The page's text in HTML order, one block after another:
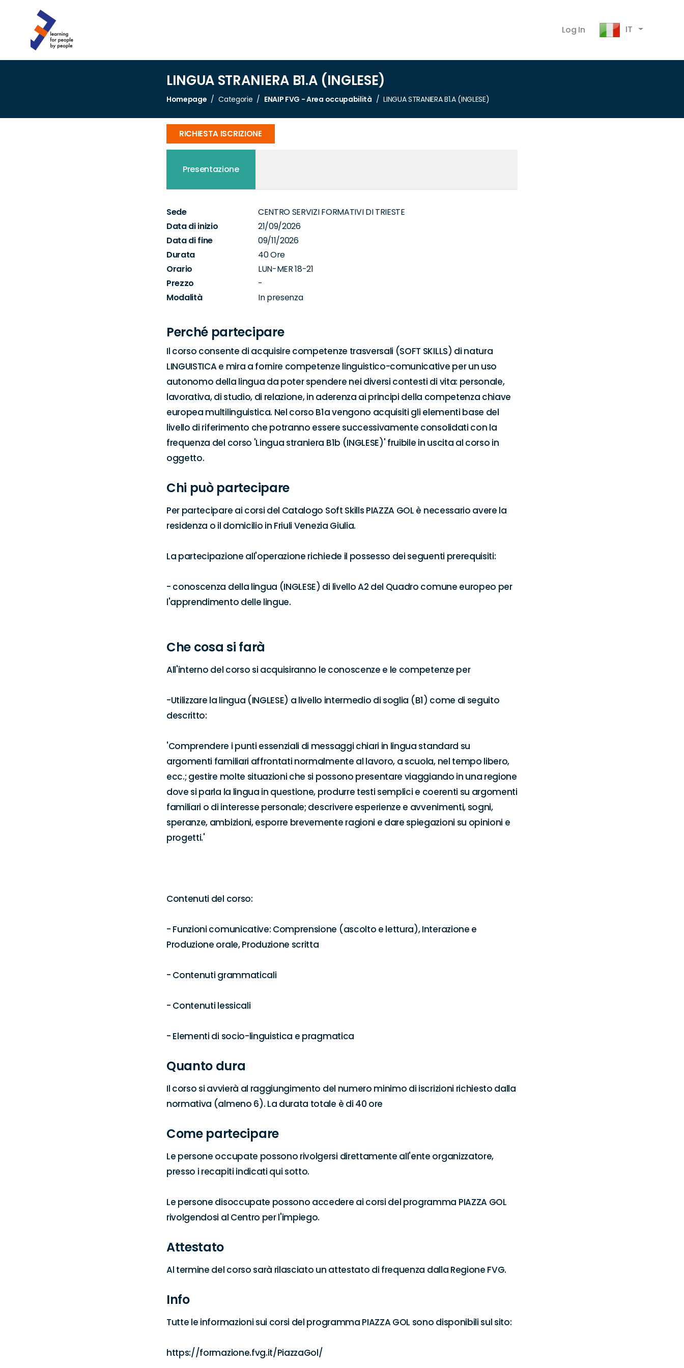
Log In IT
LINGUA STRANIERA B1.A (INGLESE)
Homepage Categorie ENAIP FVG - Area occupabilità LINGUA STRANIERA B1.A (INGLESE)
RICHIESTA ISCRIZIONE
Presentazione
Sede
CENTRO SERVIZI FORMATIVI DI TRIESTE
Data di inizio
21/09/2026
Data di fine
09/11/2026
Durata
40 Ore
Orario
LUN-MER 18-21
Prezzo
-
Modalità
In presenza
Perché partecipare
Il corso consente di acquisire competenze trasversali (SOFT SKILLS) di natura
LINGUISTICA e mira a fornire competenze linguistico-comunicative per un uso
autonomo della lingua da poter spendere nei diversi contesti di vita: personale,
lavorativa, di studio, di relazione, in aderenza ai principi della competenza chiave
europea multilinguistica. Nel corso B1a vengono acquisiti gli elementi base del
livello di riferimento che potranno essere successivamente consolidati con la
frequenza del corso 'Lingua straniera B1b (INGLESE)' fruibile in uscita al corso in
oggetto.
Chi può partecipare
Per partecipare ai corsi del Catalogo Soft Skills PIAZZA GOL è necessario avere la
residenza o il domicilio in Friuli Venezia Giulia.
La partecipazione all'operazione richiede il possesso dei seguenti prerequisiti:
- conoscenza della lingua (INGLESE) di livello A2 del Quadro comune europeo per
l'apprendimento delle lingue.
Che cosa si farà
All'interno del corso si acquisiranno le conoscenze e le competenze per
-Utilizzare la lingua (INGLESE) a livello intermedio di soglia (B1) come di seguito
descritto:
'Comprendere i punti essenziali di messaggi chiari in lingua standard su
argomenti familiari affrontati normalmente al lavoro, a scuola, nel tempo libero,
ecc.; gestire molte situazioni che si possono presentare viaggiando in una regione
dove si parla la lingua in questione, produrre testi semplici e coerenti su argomenti
familiari o di interesse personale; descrivere esperienze e avvenimenti, sogni,
speranze, ambizioni, esporre brevemente ragioni e dare spiegazioni su opinioni e
progetti.'
Contenuti del corso:
- Funzioni comunicative: Comprensione (ascolto e lettura), Interazione e
Produzione orale, Produzione scritta
- Contenuti grammaticali
- Contenuti lessicali
- Elementi di socio-linguistica e pragmatica
Quanto dura
Il corso si avvierà al raggiungimento del numero minimo di iscrizioni richiesto dalla
normativa (almeno 6). La durata totale è di 40 ore
Come partecipare
Le persone occupate possono rivolgersi direttamente all'ente organizzatore,
presso i recapiti indicati qui sotto.
Le persone disoccupate possono accedere ai corsi del programma PIAZZA GOL
rivolgendosi al Centro per l'impiego.
Attestato
Al termine del corso sarà rilasciato un attestato di frequenza dalla Regione FVG.
Info
Tutte le informazioni sui corsi del programma PIAZZA GOL sono disponibili sul sito:
https://formazione.fvg.it/PiazzaGol/